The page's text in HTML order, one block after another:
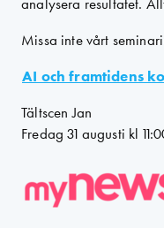
Missa inte vårt
AI och framtidens
Tältscen Jan
Fredag 31 augusti kl